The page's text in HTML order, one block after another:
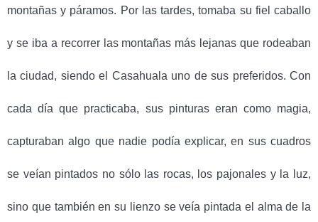
montañas y páramos. Por las tardes, tomaba su fiel caballo
y se iba a recorrer las montañas más lejanas que rodeaban
la ciudad, siendo el Casahuala uno de sus preferidos. Con
cada día que practicaba, sus pinturas eran como magia,
capturaban algo que nadie podía explicar, en sus cuadros
se veían pintados no sólo las rocas, los pajonales y la luz,
sino que también en su lienzo se veía pintada el alma de la